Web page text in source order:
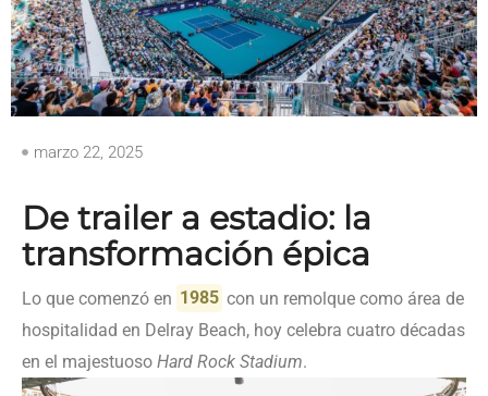
marzo 22, 2025
De trailer a estadio: la
transformación épica
Lo que comenzó en 1985 con un remolque como área de
hospitalidad en Delray Beach, hoy celebra cuatro décadas
en el majestuoso Hard Rock Stadium.